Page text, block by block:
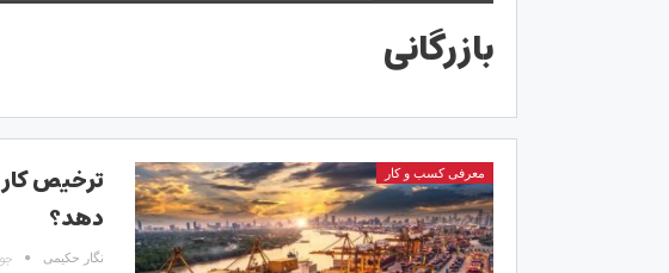
بازرگانی
معرفی کسب و کار
ترخیص
دهد؟
نگار حکیمی